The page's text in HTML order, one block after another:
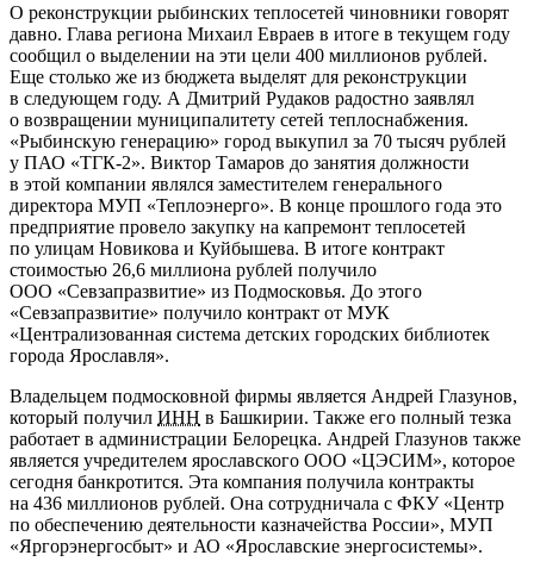
О реконструкции рыбинских теплосетей чиновники говорят
давно. Глава региона Михаил Евраев в итоге в текущем году
сообщил о выделении на эти цели 400 миллионов рублей.
Еще столько же из бюджета выделят для реконструкции
в следующем году. А Дмитрий Рудаков радостно заявлял
о возвращении муниципалитету сетей теплоснабжения.
«Рыбинскую генерацию» город выкупил за 70 тысяч рублей
у ПАО «ТГК-2». Виктор Тамаров до занятия должности
в этой компании являлся заместителем генерального
директора МУП «Теплоэнерго». В конце прошлого года это
предприятие провело закупку на капремонт теплосетей
по улицам Новикова и Куйбышева. В итоге контракт
стоимостью 26,6 миллиона рублей получило
ООО «Севзапразвитие» из Подмосковья. До этого
«Севзапразвитие» получило контракт от МУК
«Централизованная система детских городских библиотек
города Ярославля».
Владельцем подмосковной фирмы является Андрей Глазунов,
который получил ИНН в Башкирии. Также его полный тезка
работает в администрации Белорецка. Андрей Глазунов также
является учредителем ярославского ООО «ЦЭСИМ», которое
сегодня банкротится. Эта компания получила контракты
на 436 миллионов рублей. Она сотрудничала с ФКУ «Центр
по обеспечению деятельности казначейства России», МУП
«Яргорэнергосбыт» и АО «Ярославские энергосистемы».